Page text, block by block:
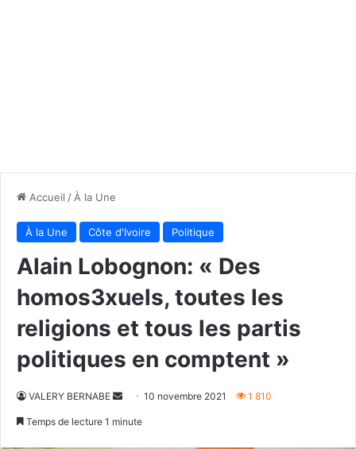
Accueil / À la Une
À la Une Côte d'Ivoire Politique
Alain Lobognon: « Des
homos3xuels, toutes les
religions et tous les partis
politiques en comptent »
VALERY BERNABE
Envoyer10 novembre 2021 1 810
Temps de lecture 1 minute